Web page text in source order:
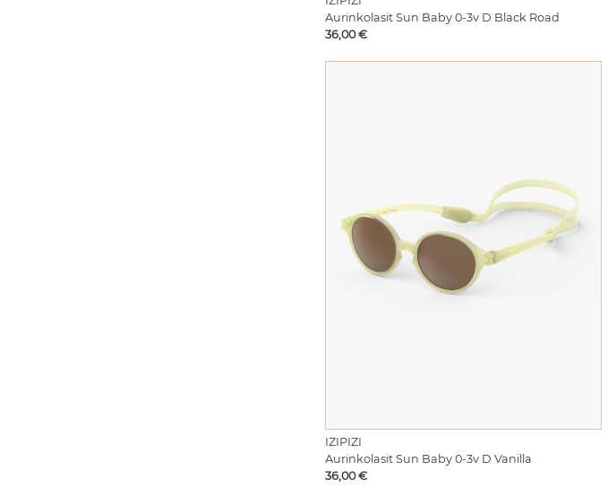
Aurinkolasit Sun Baby 0-3v D Black Road
Hinta
36,00 €
IZIPIZI
Aurinkolasit Sun Baby 0-3v D Vanilla
Hinta
36,00 €